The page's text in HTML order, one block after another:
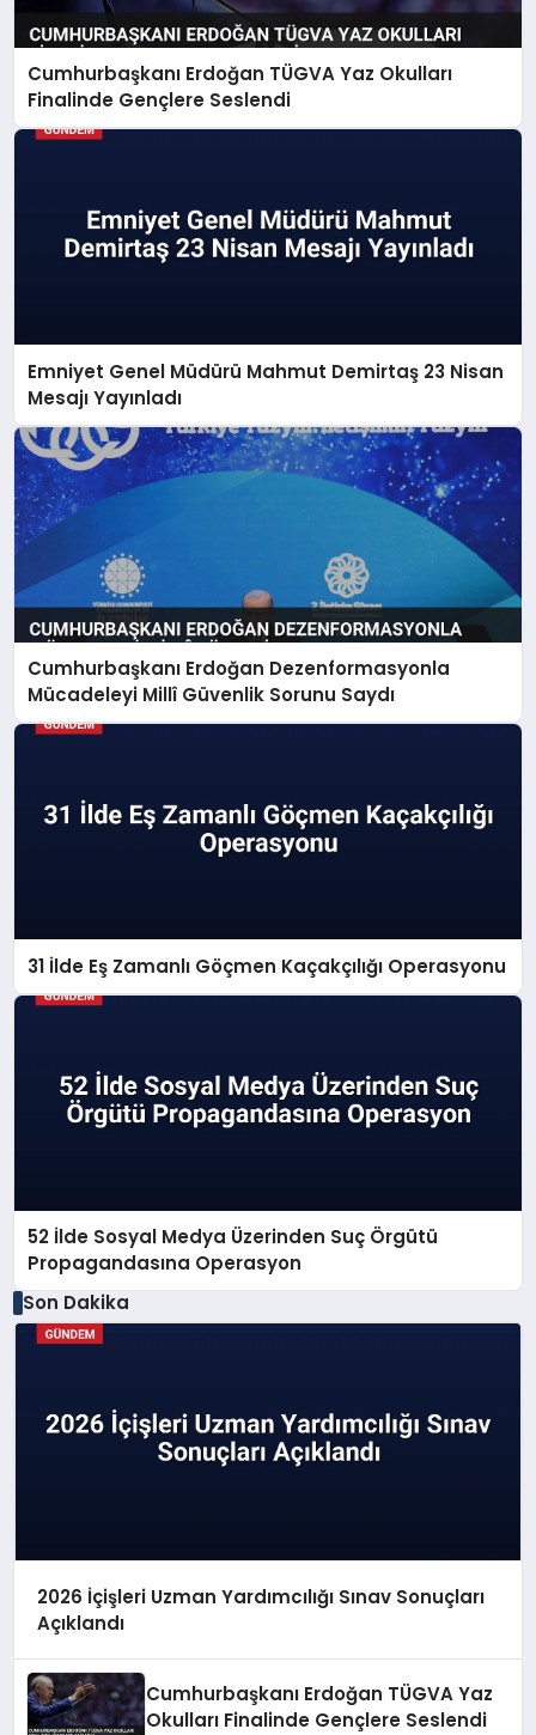
Cumhurbaşkanı Erdoğan TÜGVA Yaz Okulları
Finalinde Gençlere Seslendi
Emniyet Genel Müdürü Mahmut Demirtaş 23 Nisan
Mesajı Yayınladı
Cumhurbaşkanı Erdoğan Dezenformasyonla
Mücadeleyi Millî Güvenlik Sorunu Saydı
31 İlde Eş Zamanlı Göçmen Kaçakçılığı Operasyonu
52 İlde Sosyal Medya Üzerinden Suç Örgütü
Propagandasına Operasyon
Son Dakika
2026 İçişleri Uzman Yardımcılığı Sınav Sonuçları
Açıklandı
Cumhurbaşkanı Erdoğan TÜGVA Yaz
Okulları Finalinde Gençlere Seslendi